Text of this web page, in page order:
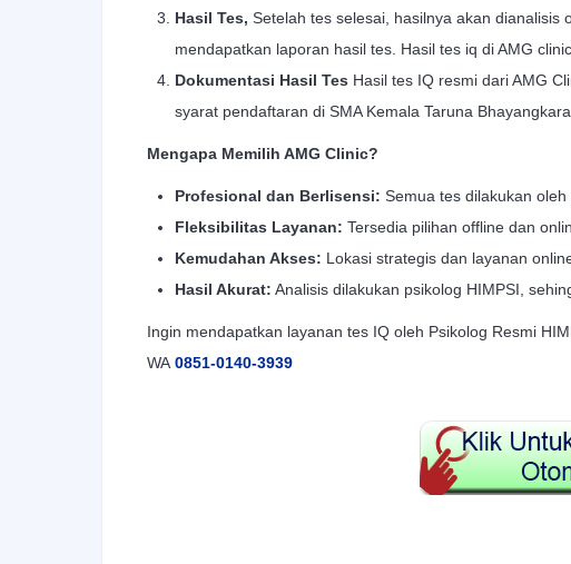
Hasil Tes, Setelah tes selesai, hasilnya akan dianalisis
mendapatkan laporan hasil tes. Hasil tes iq di AMG
Dokumentasi Hasil Tes Hasil tes IQ resmi dari AMG
syarat pendaftaran di SMA Kemala Taruna Bhayangkara.
Mengapa Memilih AMG Clinic?
Profesional dan Berlisensi: Semua tes dilakukan oleh
Fleksibilitas Layanan: Tersedia pilihan offline dan
Kemudahan Akses: Lokasi strategis dan layanan
Hasil Akurat: Analisis dilakukan psikolog HIMPSI,
Ingin mendapatkan layanan tes IQ oleh Psikolog Resmi
WA 0851-0140-3939